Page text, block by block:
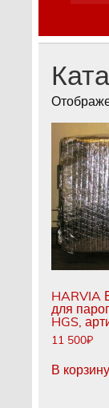
HARVIA
для
HGS,
11 500₽
В корзину